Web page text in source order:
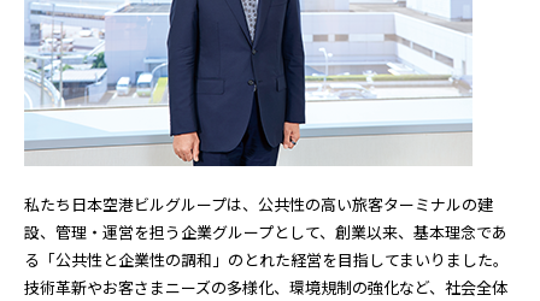
私たち日本空港ビルグループは、公共性の高い旅客ターミナルの建
設、管理・運営を担う企業グループとして、創業以来、基本理念であ
る「公共性と企業性の調和」のとれた経営を目指してまいりました。
技術革新やお客さまニーズの多様化、環境規制の強化など、社会全体